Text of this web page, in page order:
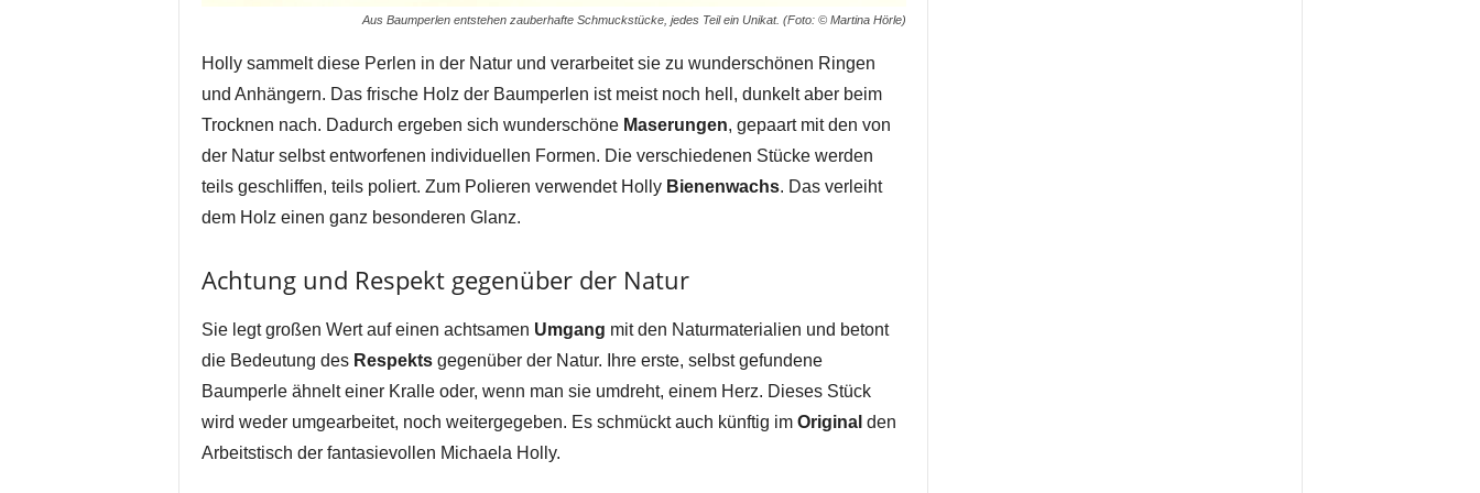
Aus Baumperlen entstehen zauberhafte Schmuckstücke, jedes Teil ein Unikat. (Foto: © Martina Hörle)
Holly sammelt diese Perlen in der Natur und verarbeitet sie zu wunderschönen Ringen
und Anhängern. Das frische Holz der Baumperlen ist meist noch hell, dunkelt aber beim
Trocknen nach. Dadurch ergeben sich wunderschöne Maserungen, gepaart mit den von
der Natur selbst entworfenen individuellen Formen. Die verschiedenen Stücke werden
teils geschliffen, teils poliert. Zum Polieren verwendet Holly Bienenwachs. Das verleiht
dem Holz einen ganz besonderen Glanz.
Achtung und Respekt gegenüber der Natur
Sie legt großen Wert auf einen achtsamen Umgang mit den Naturmaterialien und betont
die Bedeutung des Respektsgegenüber der Natur. Ihre erste, selbst gefundene
Baumperle ähnelt einer Kralle oder, wenn man sie umdreht, einem Herz. Dieses Stück
wird weder umgearbeitet, noch weitergegeben. Es schmückt auch künftig im Original den
Arbeitstisch der fantasievollen Michaela Holly.